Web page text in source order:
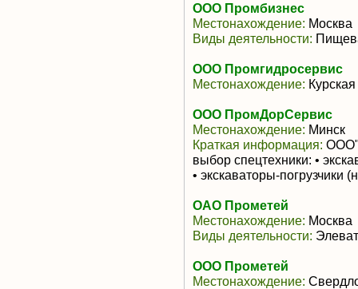
ООО Промбизнес
Местонахождение: Москва
Виды деятельности:
ООО Промгидросервис
Местонахождение:
ООО ПромДорСервис
Местонахождение: Mинск
Краткая информация:
выбор спецтехники: •
• экскаваторы-погрузчики
ОАО Прометей
Местонахождение: Москва
Виды деятельности:
ООО Прометей
Местонахождение: